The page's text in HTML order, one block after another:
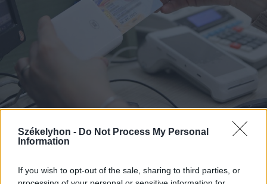
Székelyhon - Do Not Process My Personal
Information
If you wish to opt-out of the sale, sharing to third parties, or
2026. július 21., kedd
sok minden megváltozott az